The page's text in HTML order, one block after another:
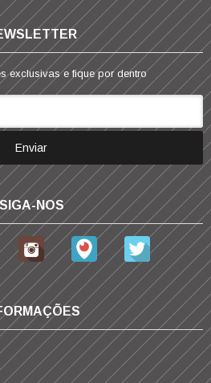
exclusivas e fique por dentro
NOS